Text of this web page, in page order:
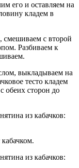
его и оставляем на
кладем в
с второй
Разбиваем к
выкладываем на
тесто кладем
обеих сторон до